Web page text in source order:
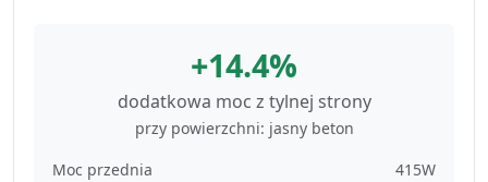
+14.4%
dodatkowa moc z tylnej strony
przy powierzchni: jasny beton
Moc przednia
415W